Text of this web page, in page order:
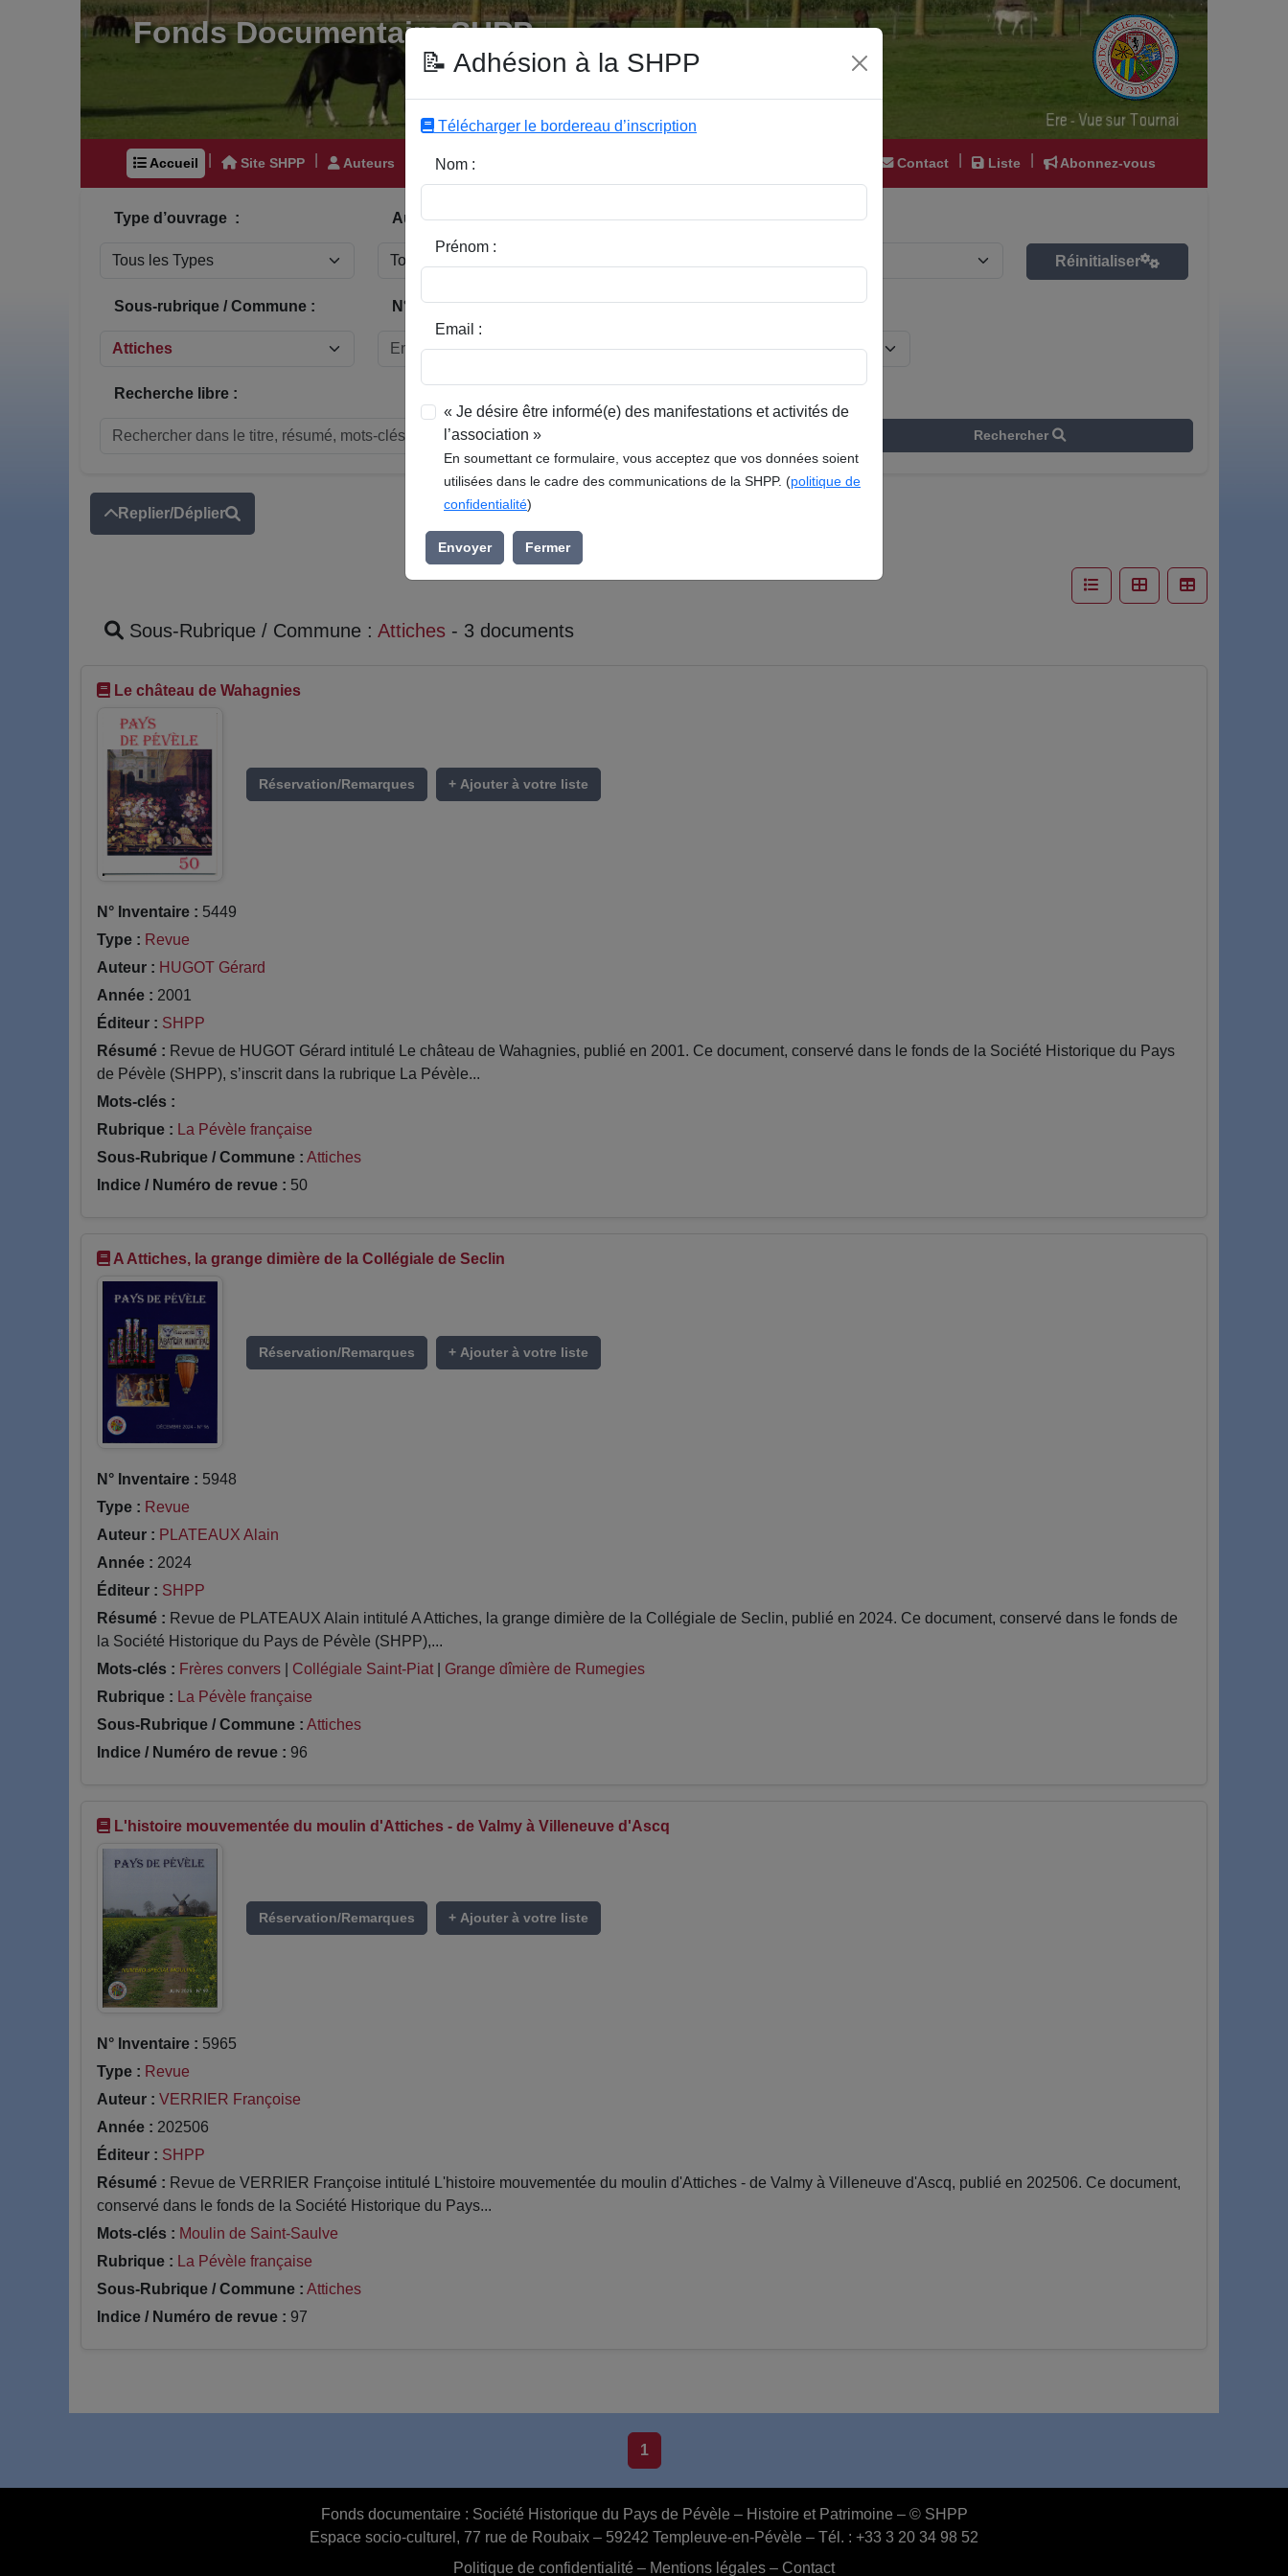
Fonds Documentaire SHPP
Accueil Site SHPP Auteurs Editeurs Contact Liste Abonnez-vous
Type d’ouvrage : Auteur : Rubrique :
Réinitialiser
Sous-rubrique / Commune : N° Indice / Revue : Classer par :
Recherche libre :
Rechercher
Replier/Déplier
Sous-Rubrique / Commune : Attiches - 3 documents
Le château de Wahagnies
Réservation/Remarques + Ajouter à votre liste
N° Inventaire : 5449
Type : Revue
Auteur : HUGOT Gérard
Année : 2001
Éditeur : SHPP
Résumé : Revue de HUGOT Gérard intitulé Le château de Wahagnies, publié en 2001. Ce document, conservé dans le fonds de la Société Historique du Pays
de Pévèle (SHPP), s’inscrit dans la rubrique La Pévèle...
Mots-clés :
Rubrique : La Pévèle française
Sous-Rubrique / Commune : Attiches
Indice / Numéro de revue : 50
A Attiches, la grange dimière de la Collégiale de Seclin
Réservation/Remarques + Ajouter à votre liste
N° Inventaire : 5948
Type : Revue
Auteur : PLATEAUX Alain
Année : 2024
Éditeur : SHPP
Résumé : Revue de PLATEAUX Alain intitulé A Attiches, la grange dimière de la Collégiale de Seclin, publié en 2024. Ce document, conservé dans le fonds de
la Société Historique du Pays de Pévèle (SHPP),...
Mots-clés : Frères convers Collégiale Saint-Piat
Grange dîmière de Rumegies
Rubrique : La Pévèle française
Sous-Rubrique / Commune : Attiches
Indice / Numéro de revue : 96
L'histoire mouvementée du moulin d'Attiches - de Valmy à Villeneuve d'Ascq
Réservation/Remarques + Ajouter à votre liste
N° Inventaire : 5965
Type : Revue
Auteur : VERRIER Françoise
Année : 202506
Éditeur : SHPP
Résumé : Revue de VERRIER Françoise intitulé L'histoire mouvementée du moulin d'Attiches - de Valmy à Villeneuve d'Ascq, publié en 202506. Ce document,
conservé dans le fonds de la Société Historique du Pays...
Mots-clés : Moulin de Saint-Saulve
Rubrique : La Pévèle française
Sous-Rubrique / Commune : Attiches
Indice / Numéro de revue : 97
1
📝 Adhésion à la SHPP
Télécharger le bordereau d’inscription
Nom :
Prénom :
Email :
« Je désire être informé(e) des manifestations et activités de
l’association »
En soumettant ce formulaire, vous acceptez que vos données soient
utilisées dans le cadre des communications de la SHPP. (politique de
confidentialité)
Envoyer Fermer
Fonds documentaire : Société Historique du Pays de Pévèle – Histoire et Patrimoine – © SHPP
Espace socio-culturel, 77 rue de Roubaix – 59242 Templeuve-en-Pévèle – Tél. : +33 3 20 34 98 52
Politique de confidentialité – Mentions légales – Contact